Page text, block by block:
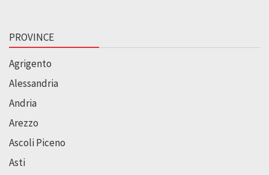
PROVINCE
Agrigento
Alessandria
Andria
Arezzo
Ascoli Piceno
Asti